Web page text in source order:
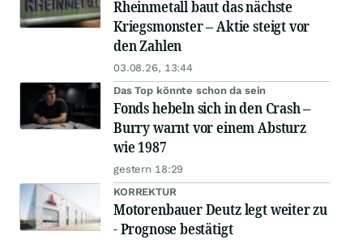
Rheinmetall baut das nächste
Kriegsmonster – Aktie steigt vor
den Zahlen
03.08.26, 13:44
Das Top könnte schon da sein
Fonds hebeln sich in den Crash –
Burry warnt vor einem Absturz
wie 1987
gestern 18:29
KORREKTUR
Motorenbauer Deutz legt weiter zu
- Prognose bestätigt